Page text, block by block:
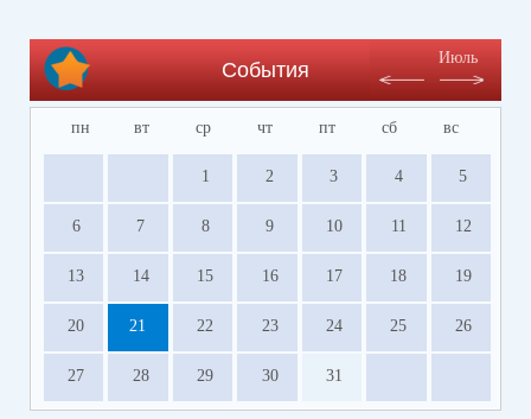
События
Июль
пн вт ср чт пт сб вс
1 2 3 4 5
6 7 8 9 10 11 12
13 14 15 16 17 18 19
20 21 22 23 24 25 26
27 28 29 30 31